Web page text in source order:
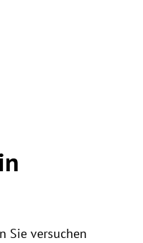
Sie versuchen